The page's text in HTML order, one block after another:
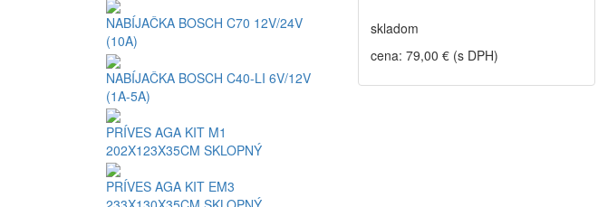
NABÍJAČKA BOSCH C70 12V/24V
(10A)
NABÍJAČKA BOSCH C40-LI 6V/12V
(1A-5A)
PRÍVES AGA KIT M1
202X123X35CM SKLOPNÝ
PRÍVES AGA KIT EM3
skladom
cena: 79,00 € (s DPH)